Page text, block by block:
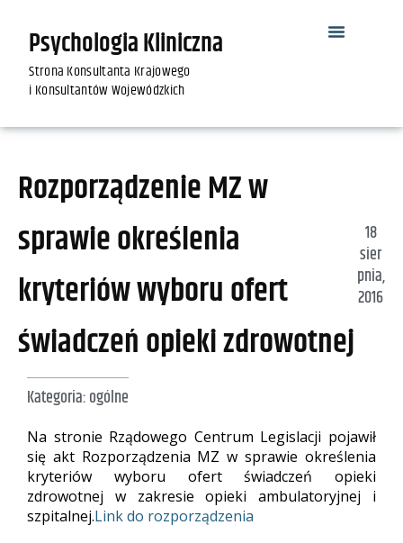
Psychologia Kliniczna
Strona Konsultanta Krajowego
i Konsultantów Wojewódzkich
Rozporządzenie MZ w
sprawie określenia
kryteriów wyboru ofert
świadczeń opieki zdrowotnej
18
sier
pnia,
2016
Kategoria:ogólne
Na stronie Rządowego Centrum Legislacji pojawił
się akt Rozporządzenia MZ w sprawie określenia
kryteriów wyboru ofert świadczeń opieki
zdrowotnej w zakresie opieki ambulatoryjnej i
szpitalnej.Link do rozporządzenia